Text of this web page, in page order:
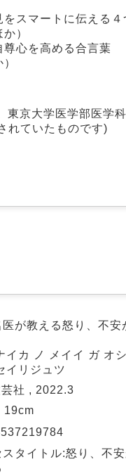
スマートに伝える４
）
心を高める合言葉
京大学医学部医学
れていたものです)
が教える怒り、不
イカ ノ メイイ ガ オ
イリジュツ
社 , 2022.3
19cm
タイトル:怒り、不